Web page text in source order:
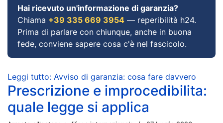
Hai ricevuto un'informazione di garanzia?
Chiama +39 335 669 3954 — reperibilità h24.
Prima di parlare con chiunque, anche in buona
fede, conviene sapere cosa c'è nel fascicolo.
Leggi tutto: Avviso di garanzia: cosa fare davvero
Prescrizione e improcedibilita:
quale legge si applica